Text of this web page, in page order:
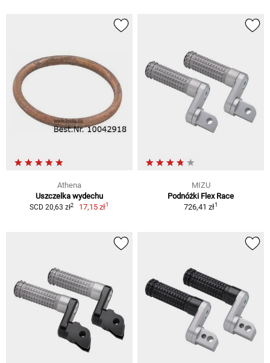
Athena
Uszczelka wydechu
SCD 20,63 zł2 17,15 zł1
MIZU
Podnóżki Flex Race
726,41 zł1